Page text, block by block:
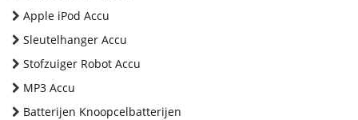
Apple iPod Accu
Sleutelhanger Accu
Stofzuiger Robot Accu
MP3 Accu
Batterijen Knoopcelbatterijen